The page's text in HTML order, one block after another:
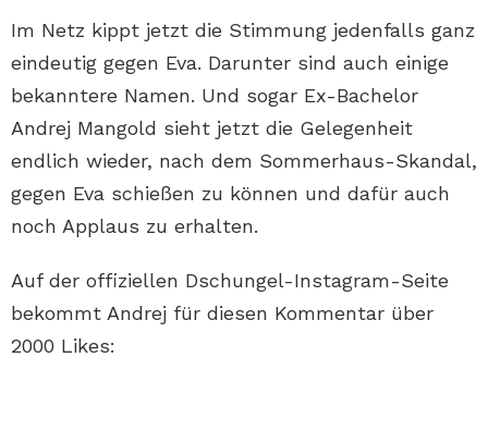
Im Netz kippt jetzt die Stimmung jedenfalls ganz
eindeutig gegen Eva. Darunter sind auch einige
bekanntere Namen. Und sogar Ex-Bachelor
Andrej Mangold sieht jetzt die Gelegenheit
endlich wieder, nach dem Sommerhaus-Skandal,
gegen Eva schießen zu können und dafür auch
noch Applaus zu erhalten.
Auf der offiziellen Dschungel-Instagram-Seite
bekommt Andrej für diesen Kommentar über
2000 Likes: